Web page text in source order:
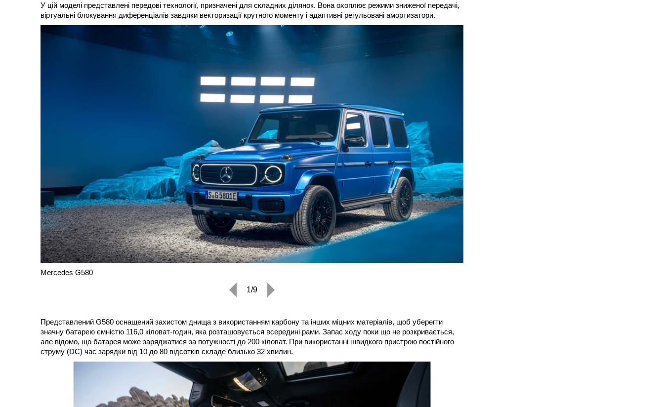
У цій моделі представлені передові технології, призначені для складних ділянок. Вона охоплює режими зниженої передачі,
віртуальні блокування диференціалів завдяки векторизації крутного моменту і адаптивні регульовані амортизатори.
Mercedes G580
1/9
Представлений G580 оснащений захистом днища з використанням карбону та інших міцних матеріалів, щоб уберегти
значну батарею ємністю 116,0 кіловат-годин, яка розташовується всередині рами. Запас ходу поки що не розкривається,
але відомо, що батарея може заряджатися за потужності до 200 кіловат. При використанні швидкого пристрою постійного
струму (DC) час зарядки від 10 до 80 відсотків складе близько 32 хвилин.